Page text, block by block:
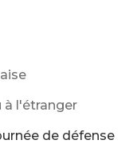
à l'étranger
de défense